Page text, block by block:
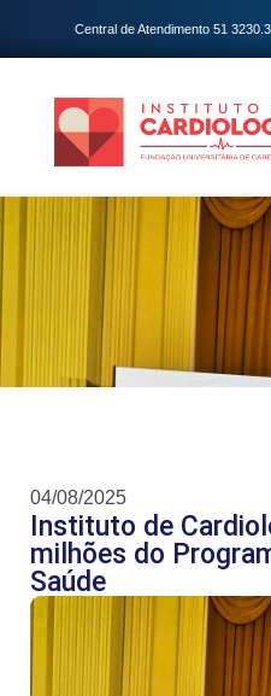
Central de Atendimento 51
04/08/2025
Instituto de
milhões do
Saúde